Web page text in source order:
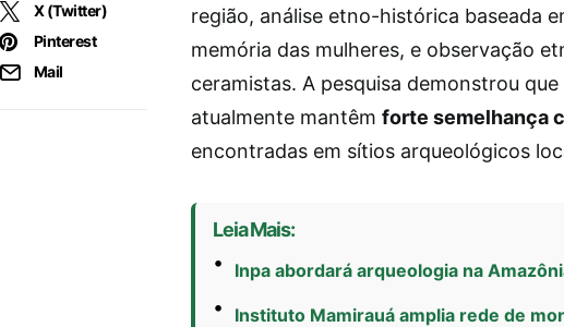
X (Twitter)
Pinterest
Mail
região, análise etno-histórica baseada
memória das mulheres, e observação
ceramistas. A pesquisa demonstrou
atualmente mantêm forte semelhança
encontradas em sítios arqueológicos
Leia Mais:
Inpa abordará arqueologia na
Instituto Mamirauá amplia rede de